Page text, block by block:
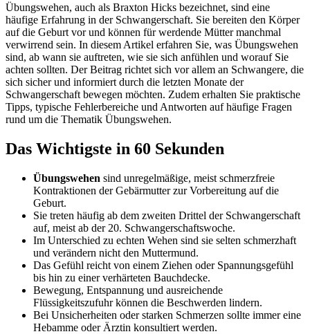
Übungswehen, auch als Braxton Hicks bezeichnet, sind eine
häufige Erfahrung in der Schwangerschaft. Sie bereiten den Körper
auf die Geburt vor und können für werdende Mütter manchmal
verwirrend sein. In diesem Artikel erfahren Sie, was Übungswehen
sind, ab wann sie auftreten, wie sie sich anfühlen und worauf Sie
achten sollten. Der Beitrag richtet sich vor allem an Schwangere, die
sich sicher und informiert durch die letzten Monate der
Schwangerschaft bewegen möchten. Zudem erhalten Sie praktische
Tipps, typische Fehlerbereiche und Antworten auf häufige Fragen
rund um die Thematik Übungswehen.
Das Wichtigste in 60 Sekunden
Übungswehen sind unregelmäßige, meist schmerzfreie
Kontraktionen der Gebärmutter zur Vorbereitung auf die
Geburt.
Sie treten häufig ab dem zweiten Drittel der Schwangerschaft
auf, meist ab der 20. Schwangerschaftswoche.
Im Unterschied zu echten Wehen sind sie selten schmerzhaft
und verändern nicht den Muttermund.
Das Gefühl reicht von einem Ziehen oder Spannungsgefühl
bis hin zu einer verhärteten Bauchdecke.
Bewegung, Entspannung und ausreichende
Flüssigkeitszufuhr können die Beschwerden lindern.
Bei Unsicherheiten oder starken Schmerzen sollte immer eine
Hebamme oder Ärztin konsultiert werden.